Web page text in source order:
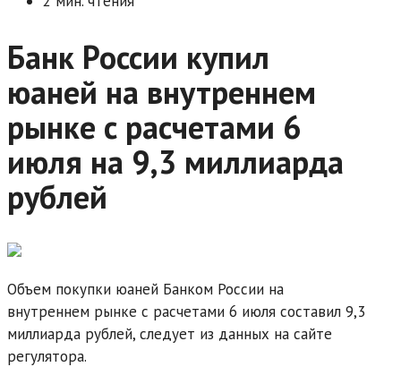
Банк России купил
юаней на внутреннем
рынке с расчетами 6
июля на 9,3 миллиарда
рублей
Объем покупки юаней Банком России на
внутреннем рынке с расчетами 6 июля составил 9,3
миллиарда рублей, следует из данных на сайте
регулятора.